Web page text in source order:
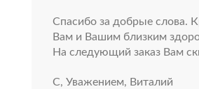
Спасибо за добрые слова.
Вам и Вашим близким
На следующий заказ Вам
С, Уважением, Виталий